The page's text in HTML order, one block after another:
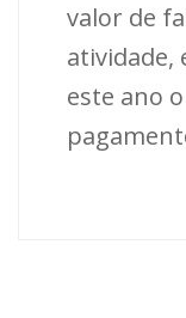
valor de
atividade,
este ano